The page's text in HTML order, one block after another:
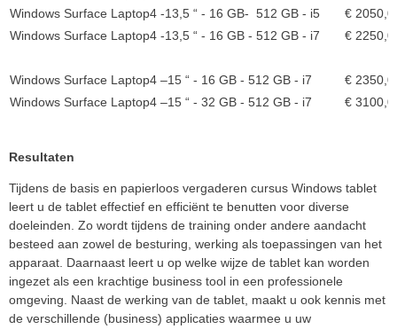
Windows Surface Laptop4 -13,5 “ - 16 GB- 512 GB - i5
€
Windows Surface Laptop4 -13,5 “ - 16 GB - 512 GB - i7
€
Windows Surface Laptop4 –15 “ - 16 GB - 512 GB - i7
€
Windows Surface Laptop4 –15 “ - 32 GB - 512 GB - i7
€
Resultaten
Tijdens de basis en papierloos vergaderen cursus Windows tablet
leert u de tablet effectief en efficiënt te benutten voor diverse
doeleinden. Zo wordt tijdens de training onder andere aandacht
besteed aan zowel de besturing, werking als toepassingen van het
apparaat. Daarnaast leert u op welke wijze de tablet kan worden
ingezet als een krachtige business tool in een professionele
omgeving. Naast de werking van de tablet, maakt u ook kennis met
de verschillende (business) applicaties waarmee u uw